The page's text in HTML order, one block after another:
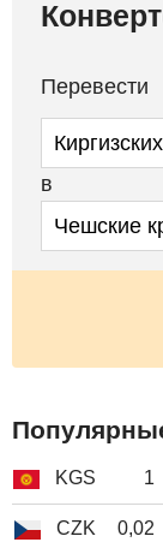
Перевести
в
KGS 1
CZK 0,02